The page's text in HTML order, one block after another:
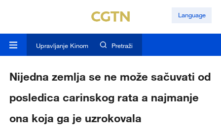
Language
Upravljanje Kinom Pretraži
Nijedna zemlja se ne može sačuvati od
posledica carinskog rata a najmanje
ona koja ga je uzrokovala